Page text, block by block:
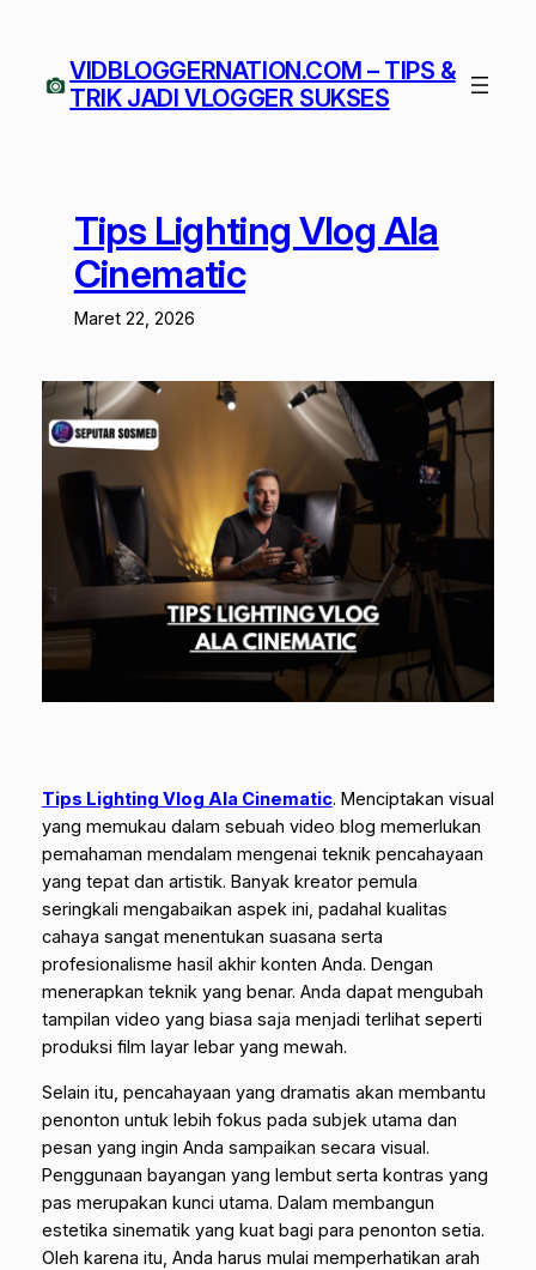
konten VIDBLOGGERNATION.COM – TIPS &
TRIK JADI VLOGGER SUKSES
Tips Lighting Vlog Ala
Cinematic
Maret 22, 2026
Tips Lighting Vlog Ala Cinematic. Menciptakan visual
yang memukau dalam sebuah video blog memerlukan
pemahaman mendalam mengenai teknik pencahayaan
yang tepat dan artistik. Banyak kreator pemula
seringkali mengabaikan aspek ini, padahal kualitas
cahaya sangat menentukan suasana serta
profesionalisme hasil akhir konten Anda. Dengan
menerapkan teknik yang benar. Anda dapat mengubah
tampilan video yang biasa saja menjadi terlihat seperti
produksi film layar lebar yang mewah.
Selain itu, pencahayaan yang dramatis akan membantu
penonton untuk lebih fokus pada subjek utama dan
pesan yang ingin Anda sampaikan secara visual.
Penggunaan bayangan yang lembut serta kontras yang
pas merupakan kunci utama. Dalam membangun
estetika sinematik yang kuat bagi para penonton setia.
Oleh karena itu, Anda harus mulai memperhatikan arah